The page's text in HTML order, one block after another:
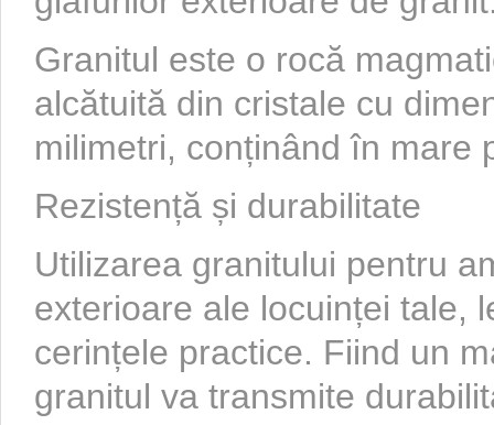
Granitul este o rocă
alcătuită din cristale cu
milimetri, conținând în mare
Rezistență și durabilitate
Utilizarea granitului pentru
exterioare ale locuinței tale,
cerințele practice. Fiind un
granitul va transmite